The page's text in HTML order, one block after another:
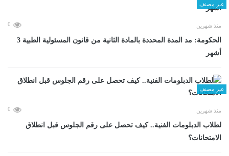
غير مصنف
منذ شهرين 0
الحكومة: مد المدة المحددة بالمادة الثانية من قانون المسئولية الطبية 3
أشهر
غير مصنف
منذ شهرين 0
لطلاب الدبلومات الفنية.. كيف تحصل على رقم الجلوس قبل انطلاق
الامتحانات؟